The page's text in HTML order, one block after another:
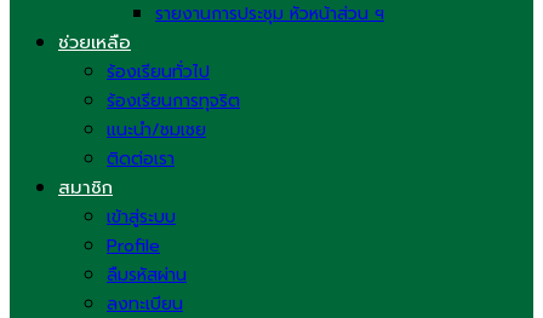
รายงานการประชุม หัวหน้าส่วน ฯ
ช่วยเหลือ
ร้องเรียนทั่วไป
ร้องเรียนการทุจริต
แนะนำ/ชมเชย
ติดต่อเรา
สมาชิก
เข้าสู่ระบบ
Profile
ลืมรหัสผ่าน
ลงทะเบียน